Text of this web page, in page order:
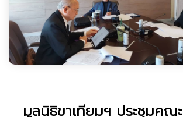
มูลนิธิขาเทียมฯ ประชุมคณะ